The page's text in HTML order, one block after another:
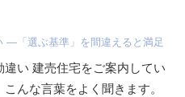
―「選ぶ基準」を間違えると満足
い 建売住宅をご案内してい
んな言葉をよく聞きます。